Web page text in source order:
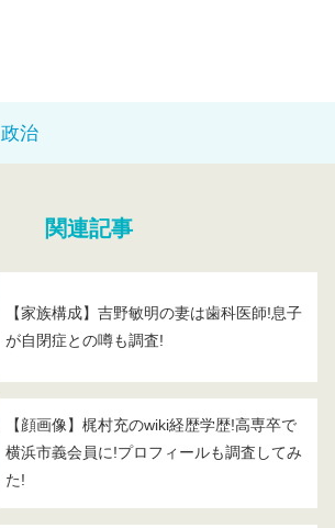
政治
関連記事
【家族構成】吉野敏明の妻は歯科医師!息子
が自閉症との噂も調査!
【顔画像】梶村充のwiki経歴学歴!高専卒で
横浜市義会員に!プロフィールも調査してみ
た!